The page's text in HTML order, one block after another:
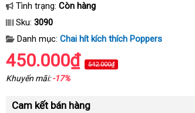
Tình trạng: Còn hàng
Sku: 3090
Danh mục: Chai hít kích thích Poppers
450.000₫ 542.000₫
Khuyến mãi:-17%
Cam kết bán hàng